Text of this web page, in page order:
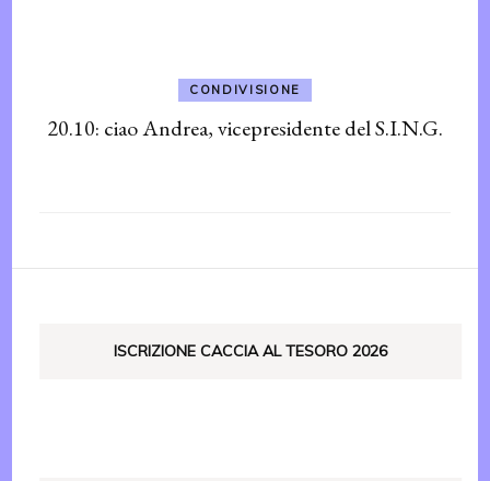
CONDIVISIONE
20.10: ciao Andrea, vicepresidente del S.I.N.G.
ISCRIZIONE CACCIA AL TESORO 2026